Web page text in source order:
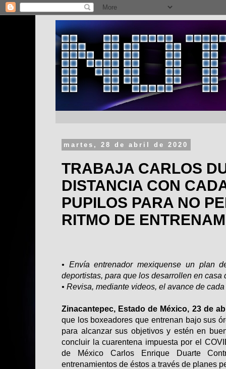
martes, 28 de abril de 2020
TRABAJA CARLOS
DISTANCIA CON
PUPILOS PARA NO
RITMO DE
• Envía entrenador mexiquense un plan
deportistas, para que los desarrollen en casa
• Revisa, mediante videos, el avance de
Zinacantepec, Estado de México, 23 de
que los boxeadores que entrenan bajo sus
para alcanzar sus objetivos y estén en
concluir la cuarentena impuesta por el
de México Carlos Enrique Duarte
entrenamientos de éstos a través de planes